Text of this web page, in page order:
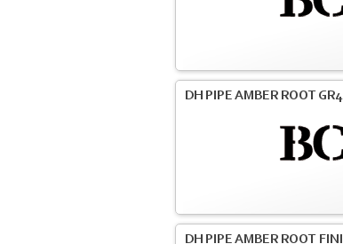
DH PIPE AMBER ROOT
DH PIPE AMBER ROOT